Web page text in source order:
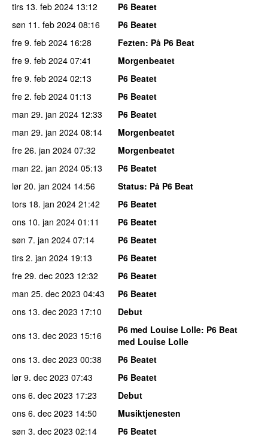
tirs 13. feb 2024 13:12
P6 Beatet
søn 11. feb 2024 08:16
P6 Beatet
fre 9. feb 2024 16:28 Fezten: På P6 Beat
fre 9. feb 2024 07:41
Morgenbeatet
fre 9. feb 2024 02:13
P6 Beatet
fre 2. feb 2024 01:13
P6 Beatet
man 29. jan 2024 12:33
P6 Beatet
man 29. jan 2024 08:14
Morgenbeatet
fre 26. jan 2024 07:32
Morgenbeatet
man 22. jan 2024 05:13
P6 Beatet
lør 20. jan 2024 14:56 Status: På P6 Beat
tors 18. jan 2024 21:42
P6 Beatet
ons 10. jan 2024 01:11
P6 Beatet
søn 7. jan 2024 07:14
P6 Beatet
tirs 2. jan 2024 19:13
P6 Beatet
fre 29. dec 2023 12:32
P6 Beatet
man 25. dec 2023 04:43
P6 Beatet
ons 13. dec 2023 17:10
Debut
ons 13. dec 2023 15:16 P6 med Louise Lolle: P6 Beat
med Louise Lolle
ons 13. dec 2023 00:38
P6 Beatet
lør 9. dec 2023 07:43
P6 Beatet
ons 6. dec 2023 17:23
Debut
ons 6. dec 2023 14:50
Musiktjenesten
søn 3. dec 2023 02:14
P6 Beatet